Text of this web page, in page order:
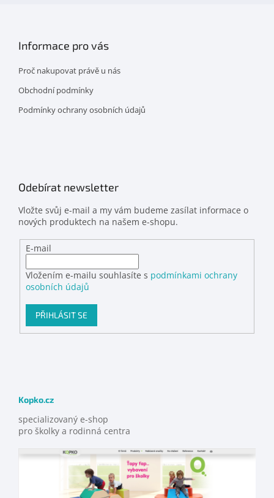
Informace pro vás
Proč nakupovat právě u nás
Obchodní podmínky
Podmínky ochrany osobních údajů
Odebírat newsletter
Vložte svůj e-mail a my vám budeme zasílat informace o
nových produktech na našem e-shopu.
E-mail
Vložením e-mailu souhlasíte s podmínkami ochrany
osobních údajů
PŘIHLÁSIT SE
Kopko.cz
specializovaný e-shop
pro školky a rodinná centra